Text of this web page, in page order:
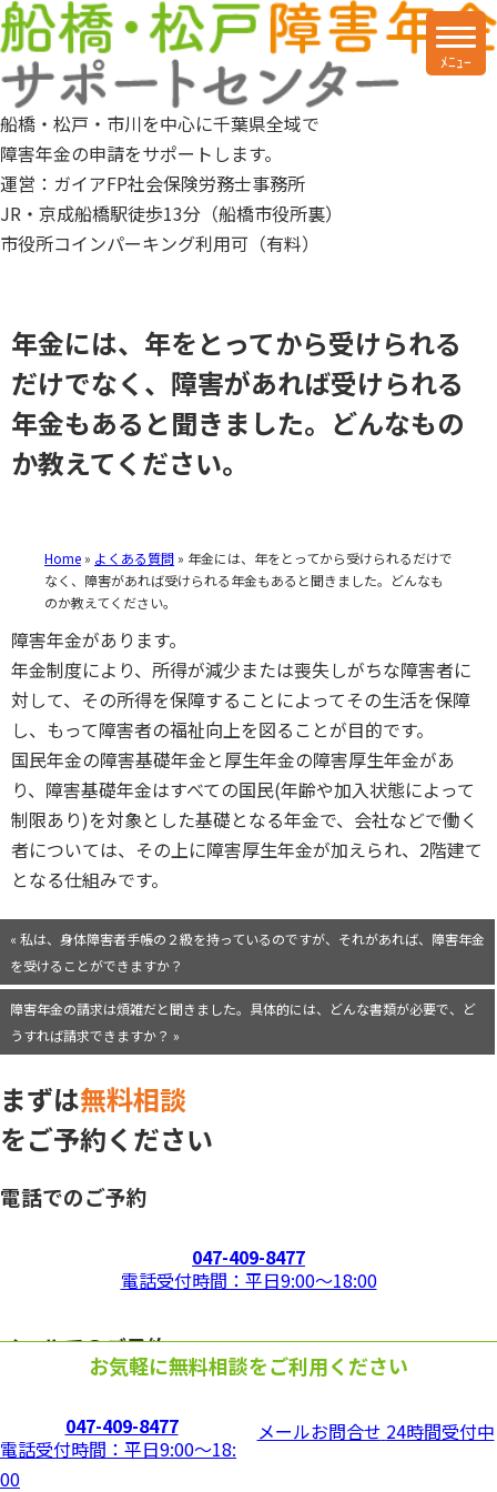
船橋・松戸・市川を中心に千葉県全域で
障害年金の申請をサポートします。
運営：ガイアFP社会保険労務士事務所
JR・京成船橋駅徒歩13分（船橋市役所裏）
市役所コインパーキング利用可（有料）
年金には、年をとってから受けられる
だけでなく、障害があれば受けられる
年金もあると聞きました。どんなもの
か教えてください。
Home » よくある質問 » 年金には、年をとってから受けられるだけで
なく、障害があれば受けられる年金もあると聞きました。どんなも
のか教えてください。
障害年金があります。
年金制度により、所得が減少または喪失しがちな障害者に
対して、その所得を保障することによってその生活を保障
し、もって障害者の福祉向上を図ることが目的です。
国民年金の障害基礎年金と厚生年金の障害厚生年金があ
り、障害基礎年金はすべての国民(年齢や加入状態によって
制限あり)を対象とした基礎となる年金で、会社などで働く
者については、その上に障害厚生年金が加えられ、2階建て
となる仕組みです。
« 私は、身体障害者手帳の２級を持っているのですが、それがあれば、障害年金
を受けることができますか？
障害年金の請求は煩雑だと聞きました。具体的には、どんな書類が必要で、ど
うすれば請求できますか？ »
まずは無料相談
をご予約ください
電話でのご予約
047-409-8477
電話受付時間：平日9:00〜18:00
メールでのご予約
当事務所はオンライン相談対応事務所です
お気軽に無料相談をご利用ください
047-409-8477
電話受付時間：平日9:00〜18:
00
メールお問合せ 24時間受付中